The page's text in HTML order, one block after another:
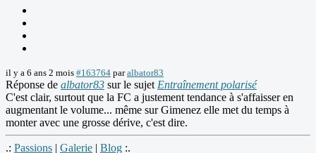
il y a 6 ans 2 mois #163764 paralbator83
Réponse de albator83 sur le sujet Entraînement polarisé
C'est clair, surtout que la FC a justement tendance à s'affaisser en
augmentant le volume... même sur Gimenez elle met du temps à
monter avec une grosse dérive, c'est dire.
.: Passions | Galerie | Blog :.